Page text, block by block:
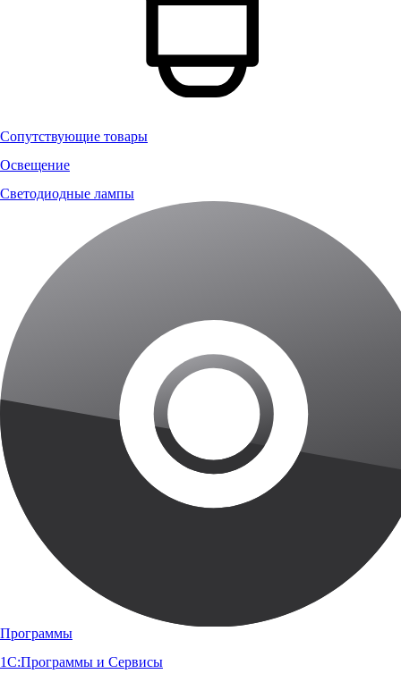
Сопутствующие товары
Освещение
Светодиодные лампы
Программы
1С:Программы и Сервисы